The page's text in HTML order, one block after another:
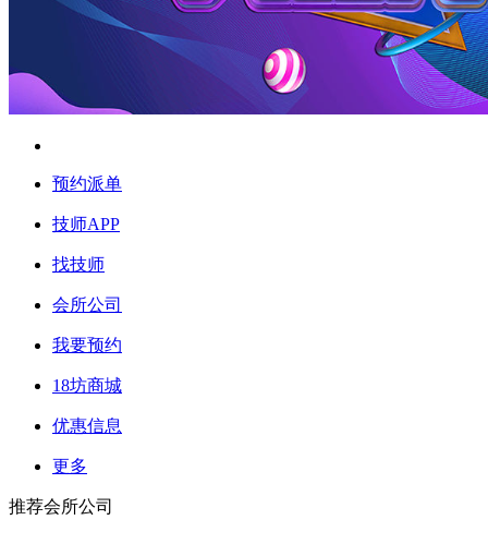
预约派单
技师APP
找技师
会所公司
我要预约
18坊商城
优惠信息
更多
推荐会所公司